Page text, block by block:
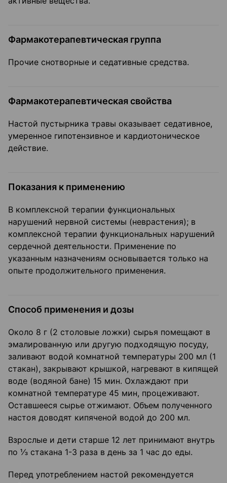
Фармакотерапевтическая группа
Прочие снотворные и седативные средства.
Фармакотерапевтическая свойства
Настой пустырника травы оказывает седативное,
умеренное гипотензивное и кардиотоническое
действие.
Показания к применению
В комплексной терапии функциональных
нарушений нервной системы (неврастения); в
комплексной терапии функциональных нарушений
сердечной деятельности. Применение по
указанным назначениям основывается только на
опыте продолжительного применения.
Способ применения и дозы
Около 8 г (2 столовые ложки) сырья помещают в
эмалированную или другую подходящую посуду,
заливают водой комнатной температуры 200 мл (1
стакан), закрывают крышкой, нагревают в кипящей
воде (водяной бане) 15 мин. Охлаждают при
комнатной температуре 45 мин, процеживают.
Оставшееся сырье отжимают. Объем полученного
настоя доводят кипяченой водой до 200 мл.
Взрослые и дети старше 12 лет принимают внутрь
по ⅓ стакана 1-3 раза в день за 1 час до еды.
Перед употреблением настой рекомендуется